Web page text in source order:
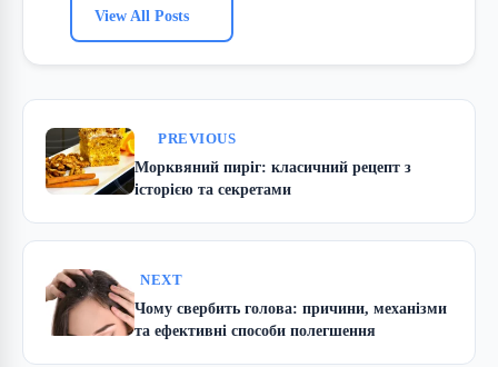
View All Posts
PREVIOUS
Морквяний пиріг: класичний рецепт з
історією та секретами
NEXT
Чому свербить голова: причини, механізми
та ефективні способи полегшення